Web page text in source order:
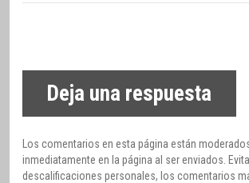
Deja una respuesta
Los comentarios en esta página están
inmediatamente en la página al ser enviados.
descalificaciones personales, los comentarios